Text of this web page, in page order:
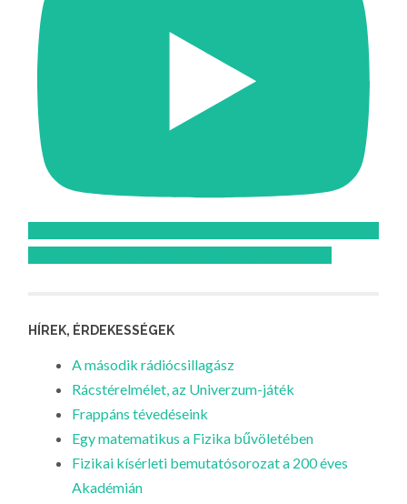
HÍREK, ÉRDEKESSÉGEK
A második rádiócsillagász
Rácstérelmélet, az Univerzum-játék
Frappáns tévedéseink
Egy matematikus a Fizika bűvöletében
Fizikai kísérleti bemutatósorozat a 200 éves
Akadémián